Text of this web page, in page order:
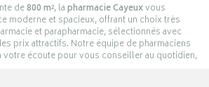
de800 m², lapharmacie Cayeuxvous
moderne et spacieux, offrant un choix très
et parapharmacie, sélectionnés avec
prix attractifs. Notre équipe de pharmaciens
votre écoute pour vous conseiller au quotidien,